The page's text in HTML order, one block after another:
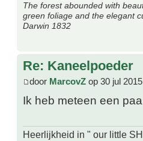
The forest abounded with
green foliage and the elegant
Darwin 1832
Re: Kaneelpoeder
door MarcovZ op 30 jul
Ik heb meteen een
Heerlijkheid in " our little